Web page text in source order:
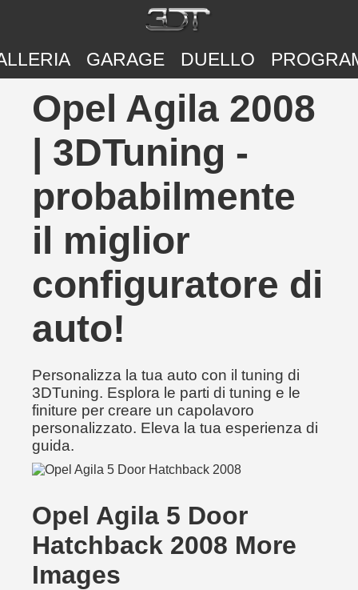
GARAGE DUELLO
Opel Agila 2008
| 3DTuning -
probabilmente
il miglior
configuratore di
auto!
Personalizza la tua auto con il tuning di
3DTuning. Esplora le parti di tuning e le
finiture per creare un capolavoro
personalizzato. Eleva la tua esperienza di
guida.
Opel Agila 5 Door
Hatchback 2008 More
Images